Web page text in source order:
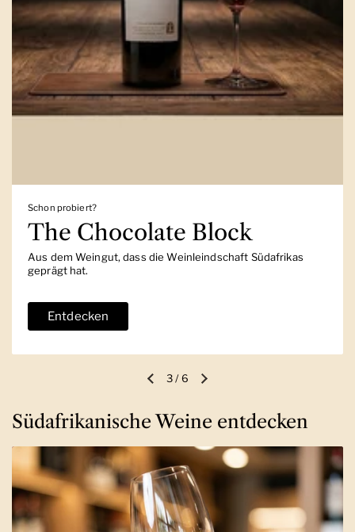
Schon probiert?
The Chocolate Block
Aus dem Weingut, dass die Weinleindschaft Südafrikas
geprägt hat.
Entdecken
Vorherige FolieNächste Folie
3/6
Südafrikanische Weine entdecken